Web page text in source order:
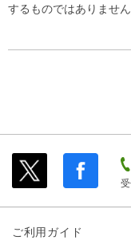
するものではありません
ご利用ガイド